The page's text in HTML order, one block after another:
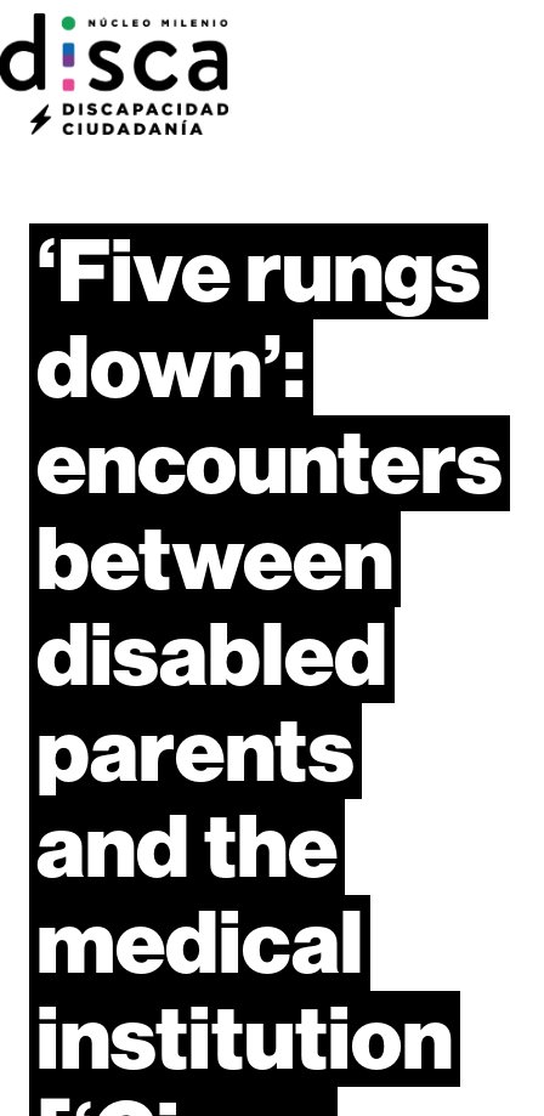
‘Fiverungs
down’:
encounters
between
disabled
parents
andthe
medical
institution